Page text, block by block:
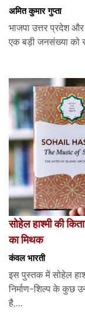
अमित कुमार गुप्ता
भाजपा उत्तर प्रदेश
एक बड़ी जनसंख्या को
सोहेल हाश्मी की
का मिथक
कंवल भारती
इस पुस्तक में सोहेल
निर्माण-शिल्प के कुछ
है,...